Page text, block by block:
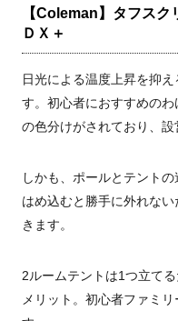
【Coleman】タフスク
ＤＸ＋
日光による温度上昇を抑
す。初心者におすすめの
の色分けがされており、設
しかも、ポールとテント
はめ込むと勝手に外れな
きます。
2ルームテントは1つ立て
メリット。初心者ファミ